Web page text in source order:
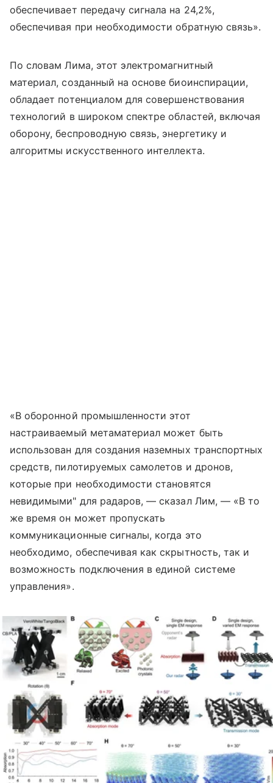
обеспечивает передачу сигнала на 24,2%,
обеспечивая при необходимости обратную связь».
По словам Лима, этот электромагнитный
материал, созданный на основе биоинспирации,
обладает потенциалом для совершенствования
технологий в широком спектре областей, включая
оборону, беспроводную связь, энергетику и
алгоритмы искусственного интеллекта.
«В оборонной промышленности этот
настраиваемый метаматериал может быть
использован для создания наземных транспортных
средств, пилотируемых самолетов и дронов,
которые при необходимости становятся
невидимыми" для радаров, — сказал Лим, — «В то
же время он может пропускать
коммуникационные сигналы, когда это
необходимо, обеспечивая как скрытность, так и
возможность подключения в единой системе
управления».